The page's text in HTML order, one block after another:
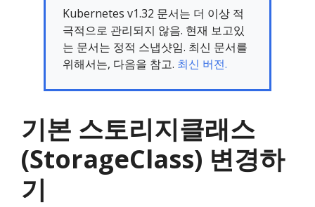
Kubernetes v1.32 문서는 더 이상 적
극적으로 관리되지 않음. 현재 보고있
는 문서는 정적 스냅샷임. 최신 문서를
위해서는, 다음을 참고. 최신 버전.
기본 스토리지클래스
(StorageClass) 변경하
기